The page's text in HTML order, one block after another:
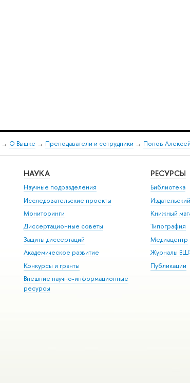
→ О Вышке → Преподаватели и сотрудники → Попов
НАУКА
Научные подразделения
Исследовательские проекты
Мониторинги
Диссертационные советы
Защиты диссертаций
Академическое развитие
Конкурсы и гранты
Внешние научно-информационные
ресурсы
РЕСУРСЫ
Библиотека
Книжный
Типография
Медиацентр
Журналы
Публикации